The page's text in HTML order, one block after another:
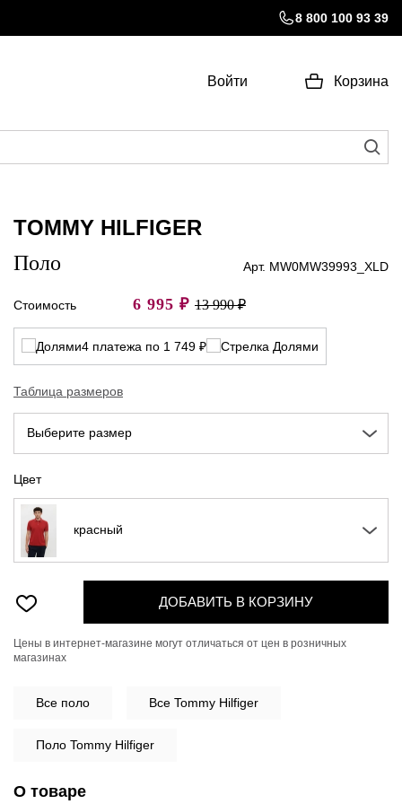
8 800 100 93 39
Войти Корзина
TOMMY HILFIGER
Поло Арт. MW0MW39993_XLD
Стоимость 6 995 ₽ 13 990 ₽
4 платежа по 1 749 ₽
Таблица размеров
Выберите размер
Цвет
красный
ДОБАВИТЬ В КОРЗИНУ
Цены в интернет-магазине могут отличаться от цен в розничных
магазинах
Все поло Все Tommy Hilfiger
Поло Tommy Hilfiger
О товаре